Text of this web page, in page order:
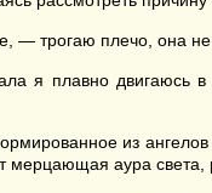
— трогаю плечо, она не
я плавно двигаюсь в
из
мерцающая аура